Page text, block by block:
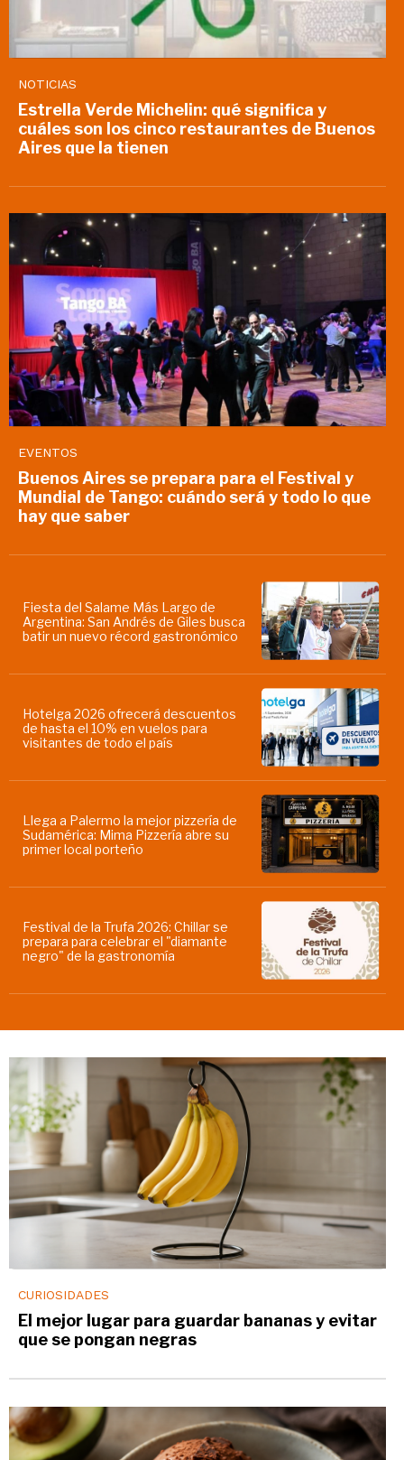
NOTICIAS
Estrella Verde Michelin: qué significa y
cuáles son los cinco restaurantes de Buenos
Aires que la tienen
EVENTOS
Buenos Aires se prepara para el Festival y
Mundial de Tango: cuándo será y todo lo que
hay que saber
Fiesta del Salame Más Largo de
Argentina: San Andrés de Giles busca
batir un nuevo récord gastronómico
Hotelga 2026 ofrecerá descuentos
de hasta el 10% en vuelos para
visitantes de todo el país
Llega a Palermo la mejor pizzería de
Sudamérica: Mima Pizzería abre su
primer local porteño
Festival de la Trufa 2026: Chillar se
prepara para celebrar el "diamante
negro" de la gastronomía
CURIOSIDADES
El mejor lugar para guardar bananas y evitar
que se pongan negras